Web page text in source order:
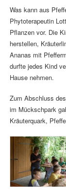
Was kann aus
Phytoterapeutin
Pflanzen vor. Die
herstellen,
Ananas mit
durfte jedes Kind
Hause nehmen.
Zum Abschluss
im Mückschpark
Kräuterquark,